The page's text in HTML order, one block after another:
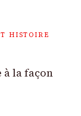
HISTOIRE
à la façon